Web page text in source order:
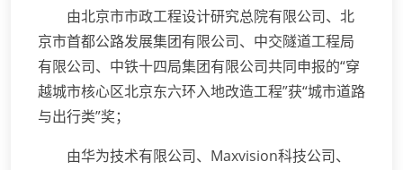
由北京市市政工程设计研究总院有限公司、北
京市首都公路发展集团有限公司、中交隧道工程局
有限公司、中铁十四局集团有限公司共同申报的“穿
越城市核心区北京东六环入地改造工程”获“城市道路
与出行类”奖；
由华为技术有限公司、Maxvision科技公司、